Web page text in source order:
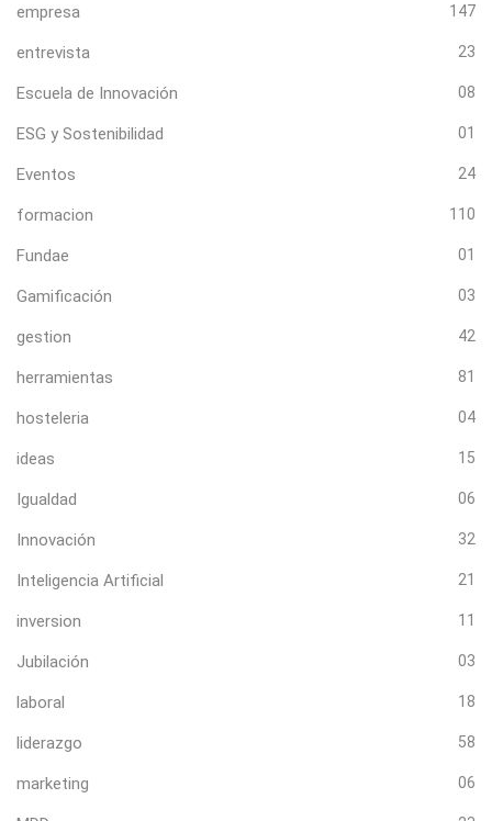
empresa 147
entrevista 23
Escuela de Innovación 08
ESG y Sostenibilidad 01
Eventos 24
formacion 110
Fundae 01
Gamificación 03
gestion 42
herramientas 81
hosteleria 04
ideas 15
Igualdad 06
Innovación 32
Inteligencia Artificial 21
inversion 11
Jubilación 03
laboral 18
liderazgo 58
marketing 06